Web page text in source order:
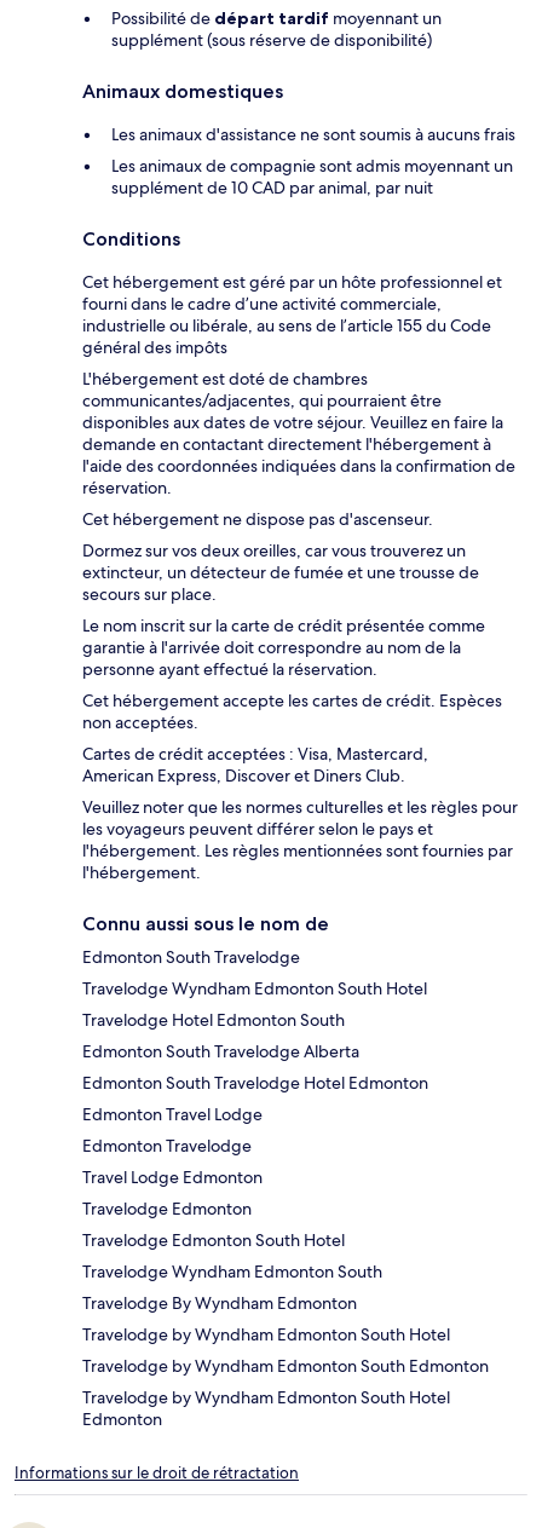
Possibilité de départ tardif moyennant un
supplément (sous réserve de disponibilité)
Animaux domestiques
Les animaux d'assistance ne sont soumis à aucuns frais
Les animaux de compagnie sont admis moyennant un
supplément de 10 CAD par animal, par nuit
Conditions
Cet hébergement est géré par un hôte professionnel et
fourni dans le cadre d’une activité commerciale,
industrielle ou libérale, au sens de l’article 155 du Code
général des impôts
L'hébergement est doté de chambres
communicantes/adjacentes, qui pourraient être
disponibles aux dates de votre séjour. Veuillez en faire la
demande en contactant directement l'hébergement à
l'aide des coordonnées indiquées dans la confirmation de
réservation.
Cet hébergement ne dispose pas d'ascenseur.
Dormez sur vos deux oreilles, car vous trouverez un
extincteur, un détecteur de fumée et une trousse de
secours sur place.
Le nom inscrit sur la carte de crédit présentée comme
garantie à l'arrivée doit correspondre au nom de la
personne ayant effectué la réservation.
Cet hébergement accepte les cartes de crédit. Espèces
non acceptées.
Cartes de crédit acceptées : Visa, Mastercard,
American Express, Discover et Diners Club.
Veuillez noter que les normes culturelles et les règles pour
les voyageurs peuvent différer selon le pays et
l'hébergement. Les règles mentionnées sont fournies par
l'hébergement.
Connu aussi sous le nom de
Edmonton South Travelodge
Travelodge Wyndham Edmonton South Hotel
Travelodge Hotel Edmonton South
Edmonton South Travelodge Alberta
Edmonton South Travelodge Hotel Edmonton
Edmonton Travel Lodge
Edmonton Travelodge
Travel Lodge Edmonton
Travelodge Edmonton
Travelodge Edmonton South Hotel
Travelodge Wyndham Edmonton South
Travelodge By Wyndham Edmonton
Travelodge by Wyndham Edmonton South Hotel
Travelodge by Wyndham Edmonton South Edmonton
Travelodge by Wyndham Edmonton South Hotel
Edmonton
Informations sur le droit de rétractation